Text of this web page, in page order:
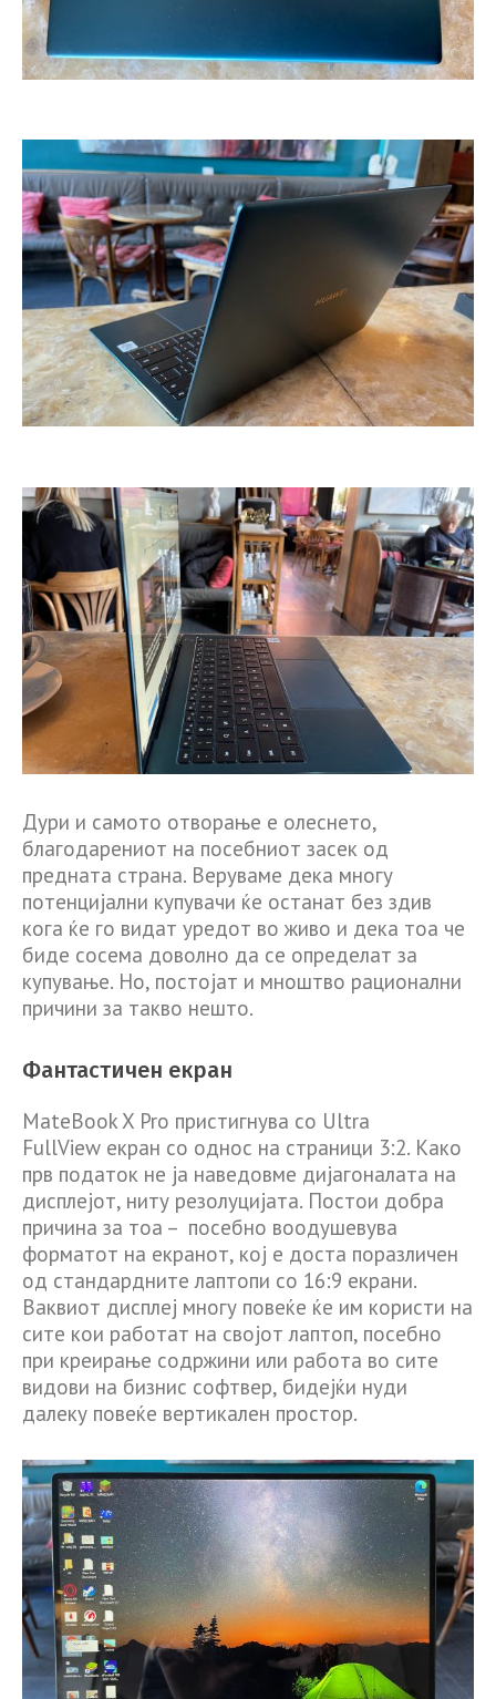
Дури и самото отворање е олеснето,
благодарениот на посебниот засек од
предната страна. Веруваме дека многу
потенцијални купувачи ќе останат без здив
кога ќе го видат уредот во живо и дека тоа че
биде сосема доволно да се определат за
купување. Но, постојат и мноштво рационални
причини за такво нешто.
Фантастичен екран
MateBook X Pro пристигнува со Ultra
FullView екран со однос на страници 3:2. Како
прв податок не ја наведовме дијагоналата на
дисплејот, ниту резолуцијата. Постои добра
причина за тоа – посебно воодушевува
форматот на екранот, кој е доста поразличен
од стандардните лаптопи со 16:9 екрани.
Ваквиот дисплеј многу повеќе ќе им користи на
сите кои работат на својот лаптоп, посебно
при креирање содржини или работа во сите
видови на бизнис софтвер, бидејќи нуди
далеку повеќе вертикален простор.